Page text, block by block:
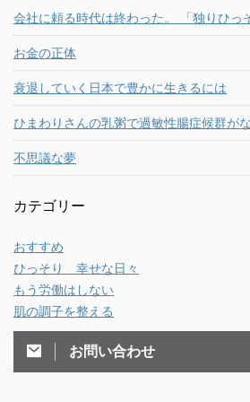
会社に頼る時代は終わった。 「独りひっ
お金の正体
衰退していく日本で豊かに生きるには
ひまわりさんの乳粥で過敏性腸症候群が
不思議な夢
カテゴリー
おすすめ
ひっそり 幸せな日々
もう労働はしない
肌の調子を整える
お問い合わせ